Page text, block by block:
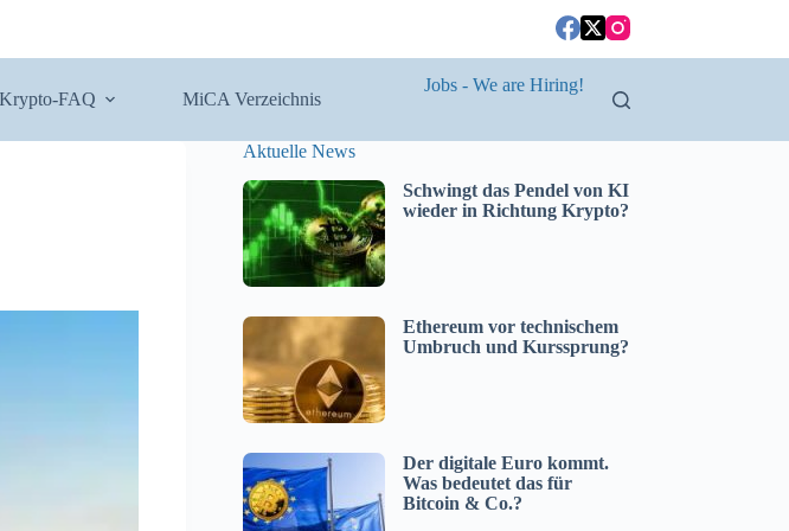
Krypto-FAQ MiCA Verzeichnis
Jobs - We are Hiring!
Aktuelle News
Schwingt das Pendel von KI
wieder in Richtung Krypto?
Ethereum vor technischem
Umbruch und Kurssprung?
Der digitale Euro kommt.
Was bedeutet das für
Bitcoin & Co.?